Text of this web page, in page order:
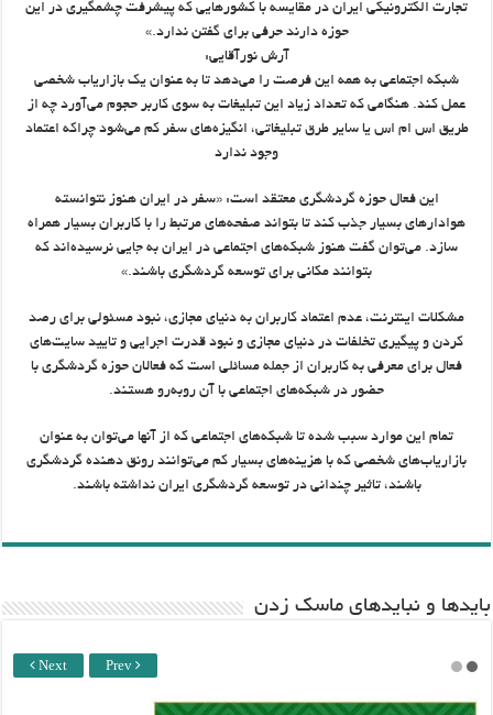
تجارت الکترونیکی ایران در مقایسه با کشورهایی که پیشرفت چشمگیری در این
حوزه دارند حرفی برای گفتن ندارد.»
آرش نورآقایی:
شبکه اجتماعی به همه این فرصت را می‌دهد تا به عنوان یک بازاریاب شخصی
عمل کند. هنگامی که تعداد زیاد این تبلیغات به سوی کاربر حجوم می‌آورد چه از
طریق اس ام اس یا سایر طرق تبلیغاتی، انگیزه‌های سفر کم می‌شود چراکه اعتماد
وجود ندارد
این فعال حوزه گردشگری معتقد است: «سفر در ایران هنوز نتوانسته
هوادارهای بسیار جذب کند تا بتواند صفحه‌های مرتبط را با کاربران بسیار همراه
سازد. می‌توان گفت هنوز شبکه‌های اجتماعی در ایران به جایی نرسیده‌اند که
بتوانند مکانی برای توسعه گردشگری باشند.»
مشکلات اینترنت، عدم اعتماد کاربران به دنیای مجازی، نبود مسئولی برای رصد
کردن و پیگیری تخلفات در دنیای مجازی و نبود قدرت اجرایی و تایید سایت‌های
فعال برای معرفی به کاربران از جمله مسائلی است که فعالان حوزه گردشگری با
حضور در شبکه‌های اجتماعی با آن روبه‌رو هستند.
تمام این موارد سبب شده تا شبکه‌های اجتماعی که از آنها می‌توان به عنوان
بازاریاب‌های شخصی که با هزینه‌های بسیار کم می‌توانند رونق دهنده گردشگری
باشند، تاثیر چندانی در توسعه گردشگری ایران نداشته باشند.
باید‌ها و نبایدهای ماسک زدن
Next Prev